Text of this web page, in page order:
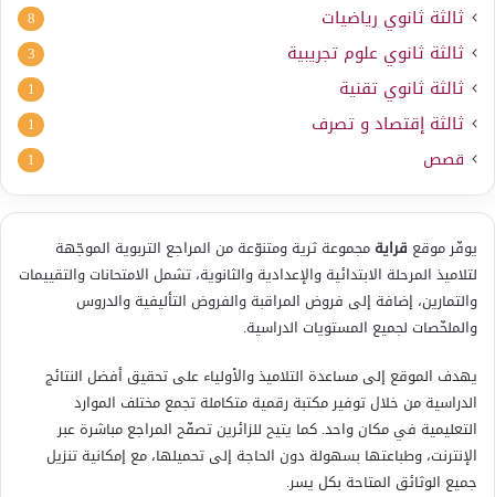
ثالثة ثانوي رياضيات 8
ثالثة ثانوي علوم تجريبية 3
ثالثة ثانوي تقنية 1
ثالثة إقتصاد و تصرف 1
قصص 1
يوفّر موقع قرايةمجموعة ثرية ومتنوّعة من المراجع التربوية الموجّهة
لتلاميذ المرحلة الابتدائية والإعدادية والثانوية، تشمل الامتحانات والتقييمات
والتمارين، إضافة إلى فروض المراقبة والفروض التأليفية والدروس
والملخّصات لجميع المستويات الدراسية.
يهدف الموقع إلى مساعدة التلاميذ والأولياء على تحقيق أفضل النتائج
الدراسية من خلال توفير مكتبة رقمية متكاملة تجمع مختلف الموارد
التعليمية في مكان واحد. كما يتيح للزائرين تصفّح المراجع مباشرة عبر
الإنترنت، وطباعتها بسهولة دون الحاجة إلى تحميلها، مع إمكانية تنزيل
جميع الوثائق المتاحة بكل يسر.